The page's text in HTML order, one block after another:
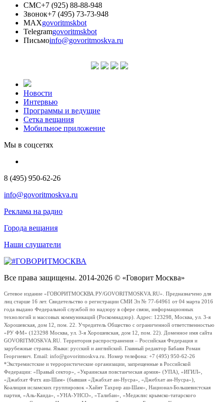
СМС+7 (925) 88-88-948
Звонок+7 (495) 73-73-948
MAXgovoritmskbot
Telegramgovoritmskbot
Письмоinfo@govoritmoskva.ru
Новости
Интервью
Программы и ведущие
Сетка вещания
Мобильное приложение
Мы в соцсетях
8 (495) 950-62-26
info@govoritmoskva.ru
Реклама на радио
Города вещания
Наши слушатели
Все права защищены. 2014-2026 © «Говорит Москва»
Сетевое издание «ГОВОРИТМОСКВА.РУ/GOVORITMOSKVA.RU». Предназначено для
лиц старше 16 лет. Свидетельство о регистрации СМИ Эл № 77-64961 от 04 марта 2016
года выдано Федеральной службой по надзору в сфере связи, информационных
технологий и массовых коммуникаций (Роскомнадзор). Адрес: 123298, Москва, ул. 3-я
Хорошевская, дом 12, пом. 22. Учредитель Общество с ограниченной ответственностью
«РУ ФМ» (123298 Москва, ул. 3-я Хорошевская, дом 12, пом. 22). Доменное имя сайта
GOVORITMOSKVA.RU. Территория распространения – Российская Федерация и
зарубежные страны. Языки: русский и английский. Главный редактор Бабаян Роман
Георгиевич. Email: info@govoritmoskva.ru. Номер телефона: +7 (495) 950-62-26
*Экстремистские и террористические организации, запрещенные в Российской
Федерации: «Правый сектор», «Украинская повстанческая армия» (УПА), «ИГИЛ»,
«Джабхат Фатх аш-Шам» (бывшая «Джабхат ан-Нусра», «Джебхат ан-Нусра»),
Коалиция исламских группировок «Хайят Тахрир аш-Шам», Национал-Большевистская
партия, «Аль-Каида», «УНА-УНСО», «Талибан», «Меджлис крымско-татарского